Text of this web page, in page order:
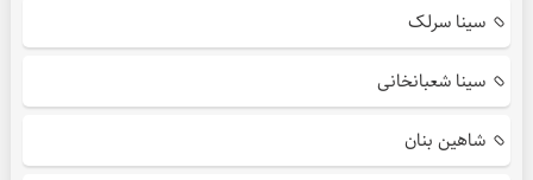
سینا سرلک
سینا شعبانخانی
شاهین بنان